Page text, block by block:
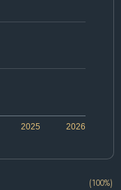
2026
2025
(100%)